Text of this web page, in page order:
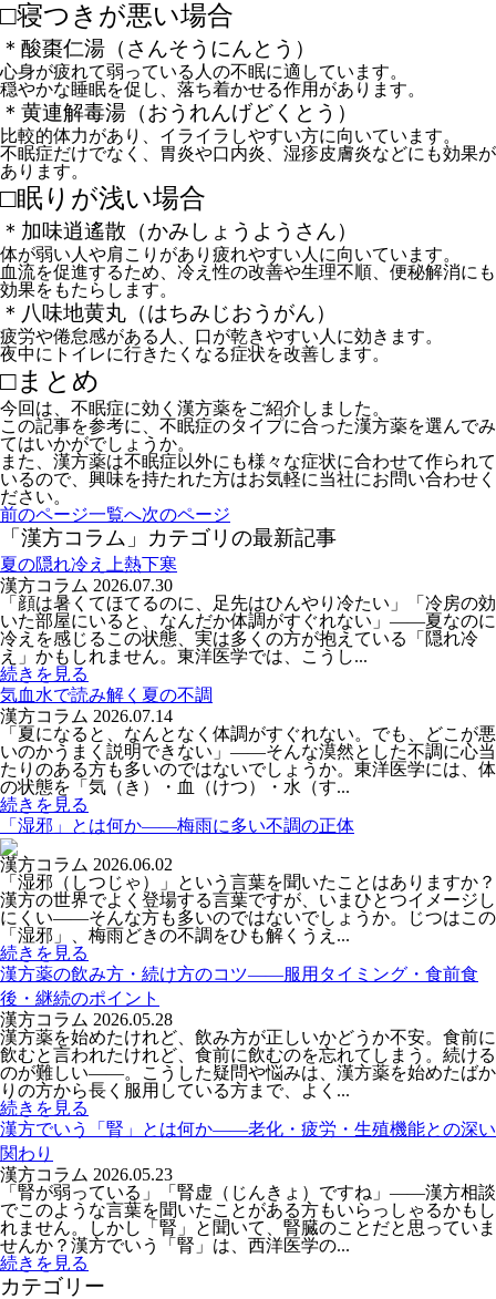
□寝つきが悪い場合
＊酸棗仁湯（さんそうにんとう）
心身が疲れて弱っている人の不眠に適しています。
穏やかな睡眠を促し、落ち着かせる作用があります。
＊黄連解毒湯（おうれんげどくとう）
比較的体力があり、イライラしやすい方に向いています。
不眠症だけでなく、胃炎や口内炎、湿疹皮膚炎などにも効果が
あります。
□眠りが浅い場合
＊加味逍遙散（かみしょうようさん）
体が弱い人や肩こりがあり疲れやすい人に向いています。
血流を促進するため、冷え性の改善や生理不順、便秘解消にも
効果をもたらします。
＊八味地黄丸（はちみじおうがん）
疲労や倦怠感がある人、口が乾きやすい人に効きます。
夜中にトイレに行きたくなる症状を改善します。
□まとめ
今回は、不眠症に効く漢方薬をご紹介しました。
この記事を参考に、不眠症のタイプに合った漢方薬を選んでみ
てはいかがでしょうか。
また、漢方薬は不眠症以外にも様々な症状に合わせて作られて
いるので、興味を持たれた方はお気軽に当社にお問い合わせく
ださい。
前のページ一覧へ次のページ
「漢方コラム」カテゴリの最新記事
夏の隠れ冷え上熱下寒
漢方コラム 2026.07.30
「顔は暑くてほてるのに、足先はひんやり冷たい」「冷房の効
いた部屋にいると、なんだか体調がすぐれない」――夏なのに
冷えを感じるこの状態、実は多くの方が抱えている「隠れ冷
え」かもしれません。東洋医学では、こうし...
続きを見る
気血水で読み解く夏の不調
漢方コラム 2026.07.14
「夏になると、なんとなく体調がすぐれない。でも、どこが悪
いのかうまく説明できない」――そんな漠然とした不調に心当
たりのある方も多いのではないでしょうか。東洋医学には、体
の状態を「気（き）・血（けつ）・水（す...
続きを見る
「湿邪」とは何か――梅雨に多い不調の正体
漢方コラム 2026.06.02
「湿邪（しつじゃ）」という言葉を聞いたことはありますか？
漢方の世界でよく登場する言葉ですが、いまひとつイメージし
にくい――そんな方も多いのではないでしょうか。じつはこの
「湿邪」、梅雨どきの不調をひも解くうえ...
続きを見る
漢方薬の飲み方・続け方のコツ――服用タイミング・食前食
後・継続のポイント
漢方コラム 2026.05.28
漢方薬を始めたけれど、飲み方が正しいかどうか不安。食前に
飲むと言われたけれど、食前に飲むのを忘れてしまう。続ける
のが難しい——。こうした疑問や悩みは、漢方薬を始めたばか
りの方から長く服用している方まで、よく...
続きを見る
漢方でいう「腎」とは何か――老化・疲労・生殖機能との深い
関わり
漢方コラム 2026.05.23
「腎が弱っている」「腎虚（じんきょ）ですね」——漢方相談
でこのような言葉を聞いたことがある方もいらっしゃるかもし
れません。しかし「腎」と聞いて、腎臓のことだと思っていま
せんか？漢方でいう「腎」は、西洋医学の...
続きを見る
カテゴリー